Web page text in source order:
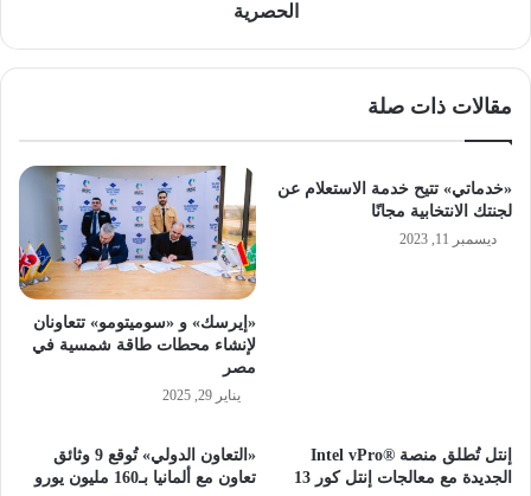
الحصرية
مقالات ذات صلة
«خدماتي» تتيح خدمة الاستعلام عن
لجنتك الانتخابية مجانًا
ديسمبر 11, 2023
«إيرسك» و «سوميتومو» تتعاونان
لإنشاء محطات طاقة شمسية في
مصر
يناير 29, 2025
إنتل تُطلق منصة ®Intel vPro
الجديدة مع معالجات إنتل كور 13
«التعاون الدولي» تُوقع 9 وثائق
تعاون مع ألمانيا بـ160 مليون يورو